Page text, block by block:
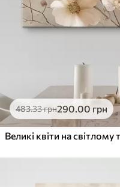
✓Яскраві, насичені
✓Стійкість до вицвітання
Екологічний матеріал
Еко-Преміум
.00грн
✓Яскраві, насичені
483.33грн290.00 грн
Великі квіти на світлому